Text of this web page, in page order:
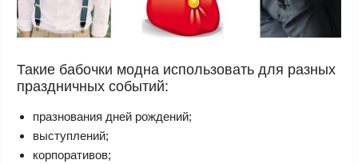
Такие бабочки модна использовать для разных
праздничных событий:
празнования дней рождений;
выступлений;
корпоративов;